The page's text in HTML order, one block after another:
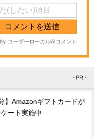
- PR -
】Amazonギフトカードが
ート実施中